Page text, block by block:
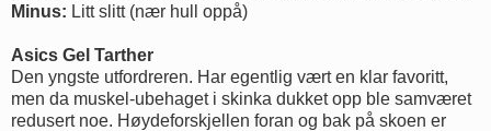
Minus: Litt slitt (nær hull oppå)
Asics Gel Tarther
Den yngste utfordreren. Har egentlig vært en klar favoritt,
men da muskel-ubehaget i skinka dukket opp ble samværet
redusert noe. Høydeforskjellen foran og bak på skoen er